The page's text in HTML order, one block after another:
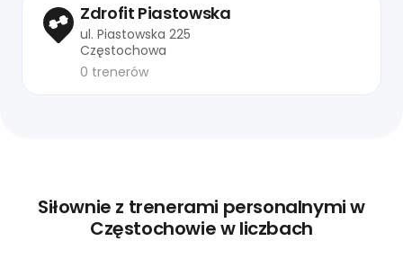
Zdrofit Piastowska
ul. Piastowska 225
Częstochowa
0 trenerów
Siłownie z trenerami personalnymi w
Częstochowie w liczbach